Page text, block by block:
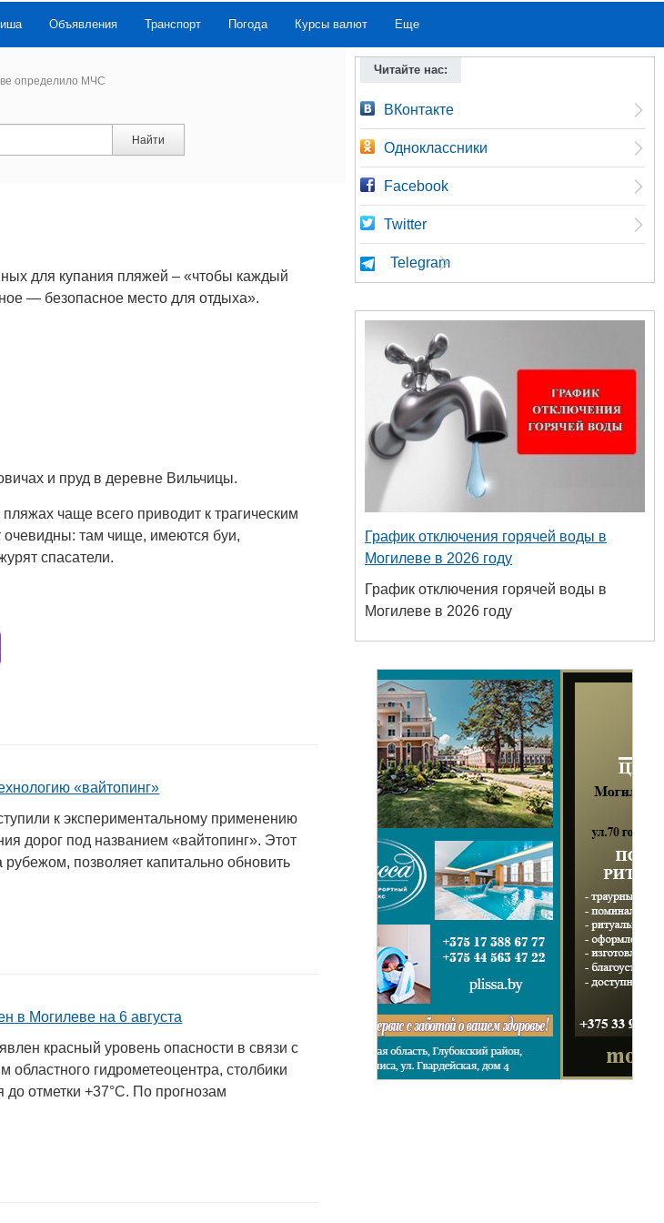
Объявления Транспорт Погода Курсы валют Еще
определило МЧС
Найти
для купания пляжей – «чтобы каждый
— безопасное место для отдыха».
и пруд в деревне Вильчицы.
чаще всего приводит к трагическим
там чище, имеются буи,
спасатели.
«вайтопинг»
к экспериментальному применению
дорог под названием «вайтопинг». Этот
позволяет капитально обновить
в Могилеве на 6 августа
красный уровень опасности в связи с
гидрометеоцентра, столбики
до отметки +37°С. По прогнозам
Читайте нас:
ВКонтакте
Одноклассники
Facebook
Twitter
Telegram
График отключения горячей воды в
Могилеве в 2026 году
График отключения горячей воды в
Могилеве в 2026 году